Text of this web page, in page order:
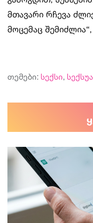
მთავარი რჩევა
მოცემაც
თემები: სექსი,